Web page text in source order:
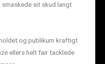
smaskede sit skud langt
og publikum kraftigt
ellers helt fair tacklede